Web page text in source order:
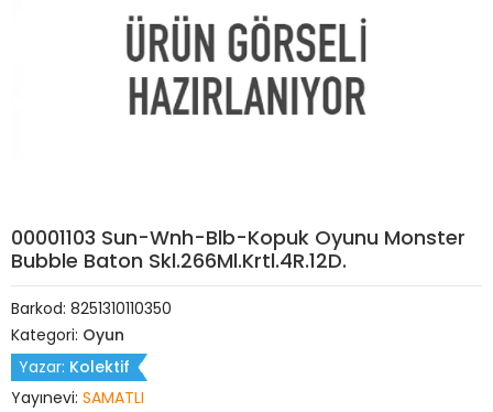
00001103 Sun-Wnh-Blb-Kopuk Oyunu Monster
Bubble Baton Skl.266Ml.Krtl.4R.12D.
Barkod: 8251310110350
Kategori: Oyun
Yazar: Kolektif
Yayınevi: SAMATLI